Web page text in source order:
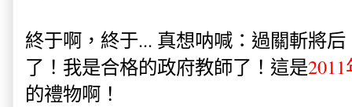
終于啊，終于... 真想呐喊：過關斬將
了！我是合格的政府教師了！這是
的禮物啊！